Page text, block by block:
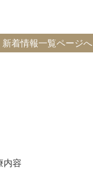
新着情報一覧ページへ
内容